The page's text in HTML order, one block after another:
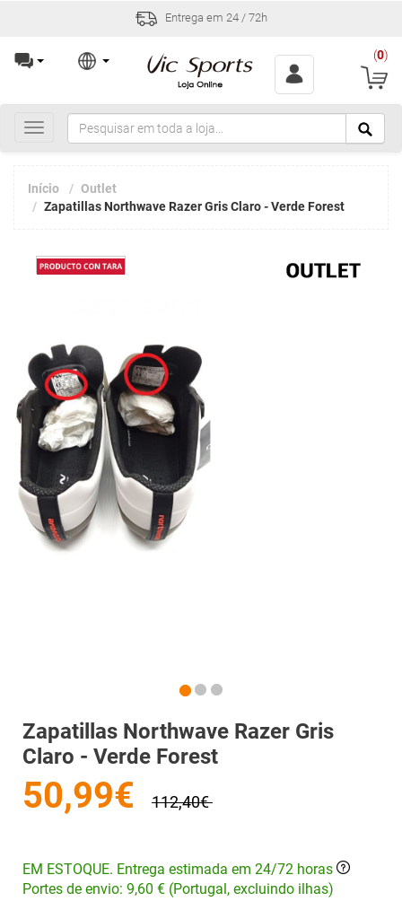
Entrega em 24 / 72h
(0)
Toggle
navigation
Início
Outlet
Zapatillas Northwave Razer Gris Claro - Verde Forest
Zapatillas Northwave Razer Gris
Claro - Verde Forest
50,99€ 112,40€
EM ESTOQUE. Entrega estimada em 24/72 horas
Portes de envio: 9,60 € (Portugal, excluindo ilhas)